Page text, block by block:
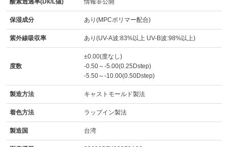
保湿成分 あり(MPCポリマー配合)
紫外線吸収率 あり(UV-A波:83%以上 UV-B波:98%以上)
度数
±0.00(度なし)
-0.50～-5.00(0.25Dstep)
-5.50～-10.00(0.50Dstep)
製造方法 キャストモールド製法
着色方法 ラップイン製法
製造国 台湾